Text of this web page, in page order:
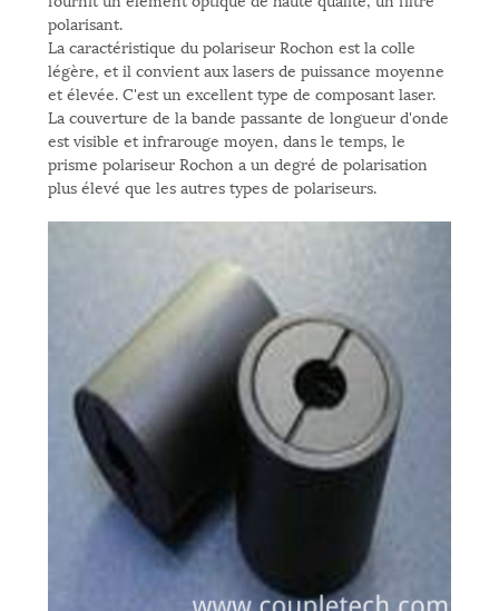
polarisant.
La caractéristique du polariseur Rochon est la colle
légère, et il convient aux lasers de puissance moyenne
et élevée. C'est un excellent type de composant laser.
La couverture de la bande passante de longueur d'onde
est visible et infrarouge moyen, dans le temps, le
prisme polariseur Rochon a un degré de polarisation
plus élevé que les autres types de polariseurs.